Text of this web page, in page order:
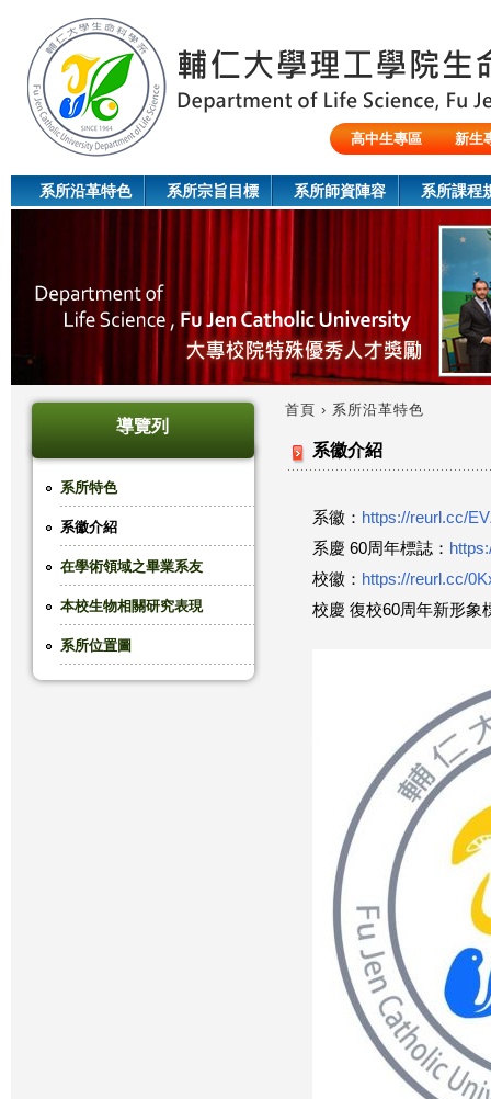
高中生專區
新生
系所沿革特色 系所宗旨目標 系所師資陣容 系所課程
導覽列
系所特色
系徽介紹
在學術領域之畢業系友
本校生物相關研究表現
系所位置圖
您
首頁 › 系所沿革特色
系徽介紹
系徽： https://reurl.cc/
系慶 60周年標誌：
校徽： https://reurl.cc/
校慶 復校60周年新形象